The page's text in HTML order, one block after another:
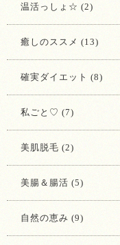
温活っしょ☆ (2)
癒しのススメ (13)
確実ダイエット (8)
私ごと♡ (7)
美肌脱毛 (2)
美腸＆腸活 (5)
自然の恵み (9)